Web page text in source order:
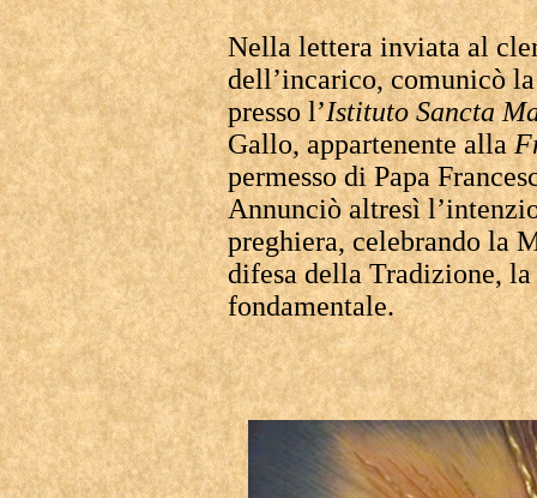
Nella lettera inviata al
dell’incarico, comunicò
presso l’Istituto Sancta
Gallo, appartenente alla
permesso di Papa
Annunciò altresì
preghiera, celebrando la
difesa della Tradizione,
fondamentale.